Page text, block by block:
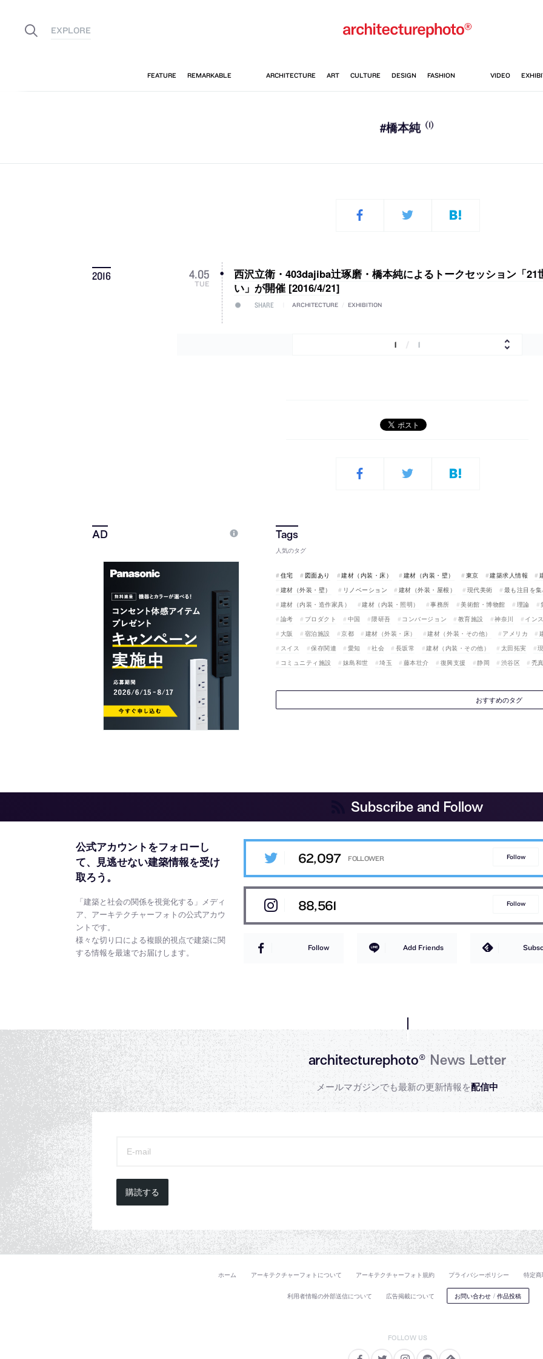
#橋本純 (1)
2016 4.05
TUE
西沢立衛・403dajiba辻琢磨・橋本純によるトークセッション「21
い」が開催 [2016/4/21]
SHARE ARCHITECTURE EXHIBITION
1 / 1
人気のタグ
住宅 図面あり 建材（内装・床） 建材（内装・壁） 東京 建築求人情報
建材（外装・壁）
リノベーション 建材（外装・屋根） 現代美術 最も注目を
建材（内装・造作家具）
建材（内装・照明） 事務所 美術館・博物館 理論
論考
プロダクト 中国 隈研吾 コンバージョン 教育施設 神奈川 イン
大阪
宿泊施設 京都 建材（外装・床） 建材（外装・その他） アメリカ
スイス
保存関連 愛知 社会 長坂常 建材（内装・その他） 太田拓実
コミュニティ施設
妹島和世 埼玉 藤本壮介 復興支援 静岡 渋谷区 禿
おすすめのタグ
Subscribe and Follow
公式アカウントをフォローし
て、
見逃せない建築情報を受け
取ろう。
「建築と社会の関係を視覚化する」メディ
ア、アーキテクチャーフォトの公式アカウ
ントです。
様々な切り口による複眼的視点で建築に関
する情報を最速でお届けします。
62,097 Follow
88,561 Follow
Follow Add Friends
architecturephoto®News Letter
メールマガジンでも最新の更新情報を配信中
購読する
ホーム アーキテクチャーフォトについて アーキテクチャーフォト規約 プライバシーポリシー 特定
利用者情報の外部送信について 広告掲載について お問い合わせ / 作品投稿